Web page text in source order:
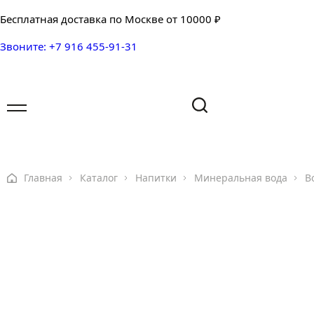
Бесплатная доставка по Москве от 10000 ₽
Звоните: +7 916 455-91-31
Главная Каталог Напитки Минеральная вода
Ваш вопрос